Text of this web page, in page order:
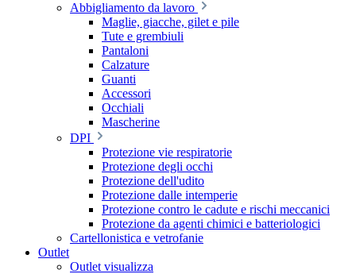
Abbigliamento da lavoro
Maglie, giacche, gilet e pile
Tute e grembiuli
Pantaloni
Calzature
Guanti
Accessori
Occhiali
Mascherine
DPI
Protezione vie respiratorie
Protezione degli occhi
Protezione dell'udito
Protezione dalle intemperie
Protezione contro le cadute e rischi meccanici
Protezione da agenti chimici e batteriologici
Cartellonistica e vetrofanie
Outlet
Outlet visualizza